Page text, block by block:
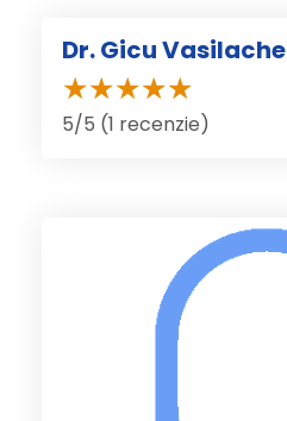
Dr. Gicu Vasilache
5/5 (1 recenzie)